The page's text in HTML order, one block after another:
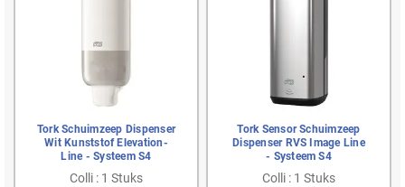
Tork Schuimzeep Dispenser
Wit Kunststof Elevation-
Line - Systeem S4
Colli : 1 Stuks
Tork Sensor Schuimzeep
Dispenser RVS Image Line
- Systeem S4
Colli : 1 Stuks